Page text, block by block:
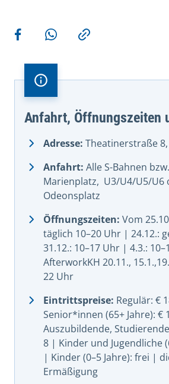
Weitere Aktionen
Teilen auf Facebook
Teilen via WhatsApp
Kopieren
Anfahrt, Öffnungszeiten
Adresse: Theatinerstraße
Anfahrt: Alle S-Bahnen
Marienplatz, U3/U4/U5/U6
Odeonsplatz
Öffnungszeiten: Vom
täglich 10–20 Uhr | 24.12.:
31.12.: 10–17 Uhr | 4.3.:
AfterworkKH 20.11.,
22 Uhr
Eintrittspreise: Regulär: €
Senior*innen (65+ Jahre): €
Auszubildende,
8 | Kinder und Jugendliche
| Kinder (0–5 Jahre): frei |
Ermäßigung